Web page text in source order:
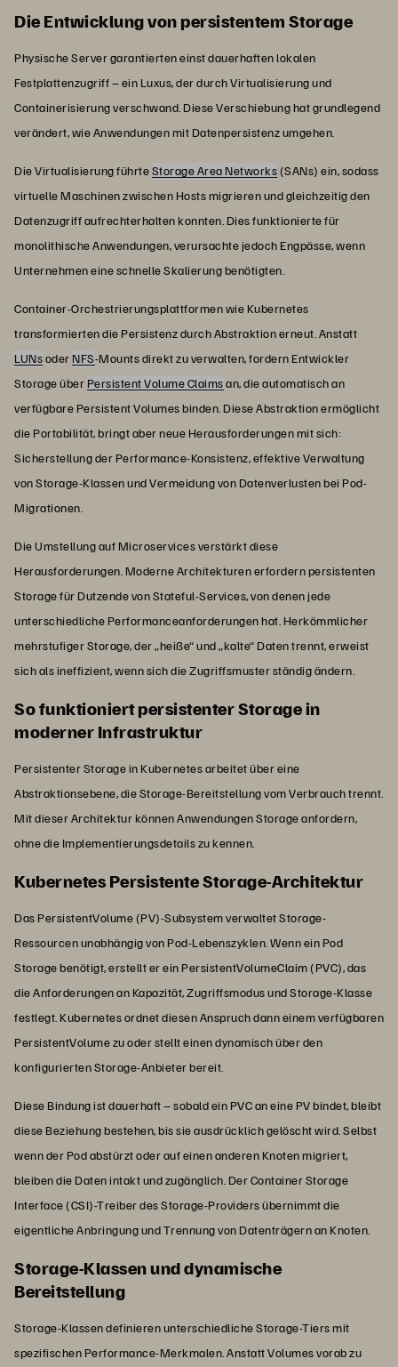
Die Entwicklung von persistentem Storage
Physische Server garantierten einst dauerhaften lokalen
Festplattenzugriff – ein Luxus, der durch Virtualisierung und
Containerisierung verschwand. Diese Verschiebung hat grundlegend
verändert, wie Anwendungen mit Datenpersistenz umgehen.
Die Virtualisierung führteStorage Area Networks(SANs) ein, sodass
virtuelle Maschinen zwischen Hosts migrieren und gleichzeitig den
Datenzugriff aufrechterhalten konnten. Dies funktionierte für
monolithische Anwendungen, verursachte jedoch Engpässe, wenn
Unternehmen eine schnelle Skalierung benötigten.
Container-Orchestrierungsplattformen wie Kubernetes
transformierten die Persistenz durch Abstraktion erneut. Anstatt
LUNsoderNFS-Mounts direkt zu verwalten, fordern Entwickler
Storage überPersistent Volume Claimsan, die automatisch an
verfügbare Persistent Volumes binden.Diese Abstraktion ermöglicht
die Portabilität, bringt aber neue Herausforderungen mit sich:
Sicherstellung der Performance-Konsistenz, effektive Verwaltung
von Storage-Klassen und Vermeidung von Datenverlusten bei Pod-
Migrationen.
Die Umstellung auf Microservices verstärkt diese
Herausforderungen. Moderne Architekturen erfordern persistenten
Storage für Dutzende von Stateful-Services, von denen jede
unterschiedliche Performanceanforderungen hat. Herkömmlicher
mehrstufiger Storage, der „heiße“ und „kalte“ Daten trennt, erweist
sich als ineffizient, wenn sich die Zugriffsmuster ständig ändern.
So funktioniert persistenter Storage in
moderner Infrastruktur
Persistenter Storage in Kubernetes arbeitet über eine
Abstraktionsebene, die Storage-Bereitstellung vom Verbrauch trennt.
Mit dieser Architektur können Anwendungen Storage anfordern,
ohne die Implementierungsdetails zu kennen.
Kubernetes Persistente Storage-Architektur
Das PersistentVolume (PV)-Subsystem verwaltet Storage-
Ressourcen unabhängig von Pod-Lebenszyklen. Wenn ein Pod
Storage benötigt, erstellt er ein PersistentVolumeClaim (PVC), das
die Anforderungen an Kapazität, Zugriffsmodus und Storage-Klasse
festlegt. Kubernetes ordnet diesen Anspruch dann einem verfügbaren
PersistentVolume zu oder stellt einen dynamisch über den
konfigurierten Storage-Anbieter bereit.
Diese Bindung ist dauerhaft – sobald ein PVC an eine PV bindet, bleibt
diese Beziehung bestehen, bis sie ausdrücklich gelöscht wird. Selbst
wenn der Pod abstürzt oder auf einen anderen Knoten migriert,
bleiben die Daten intakt und zugänglich. Der Container Storage
Interface (CSI)-Treiber des Storage-Providers übernimmt die
eigentliche Anbringung und Trennung von Datenträgern an Knoten.
Storage-Klassen und dynamische
Bereitstellung
Storage-Klassen definieren unterschiedliche Storage-Tiers mit
spezifischen Performance-Merkmalen. Anstatt Volumes vorab zu